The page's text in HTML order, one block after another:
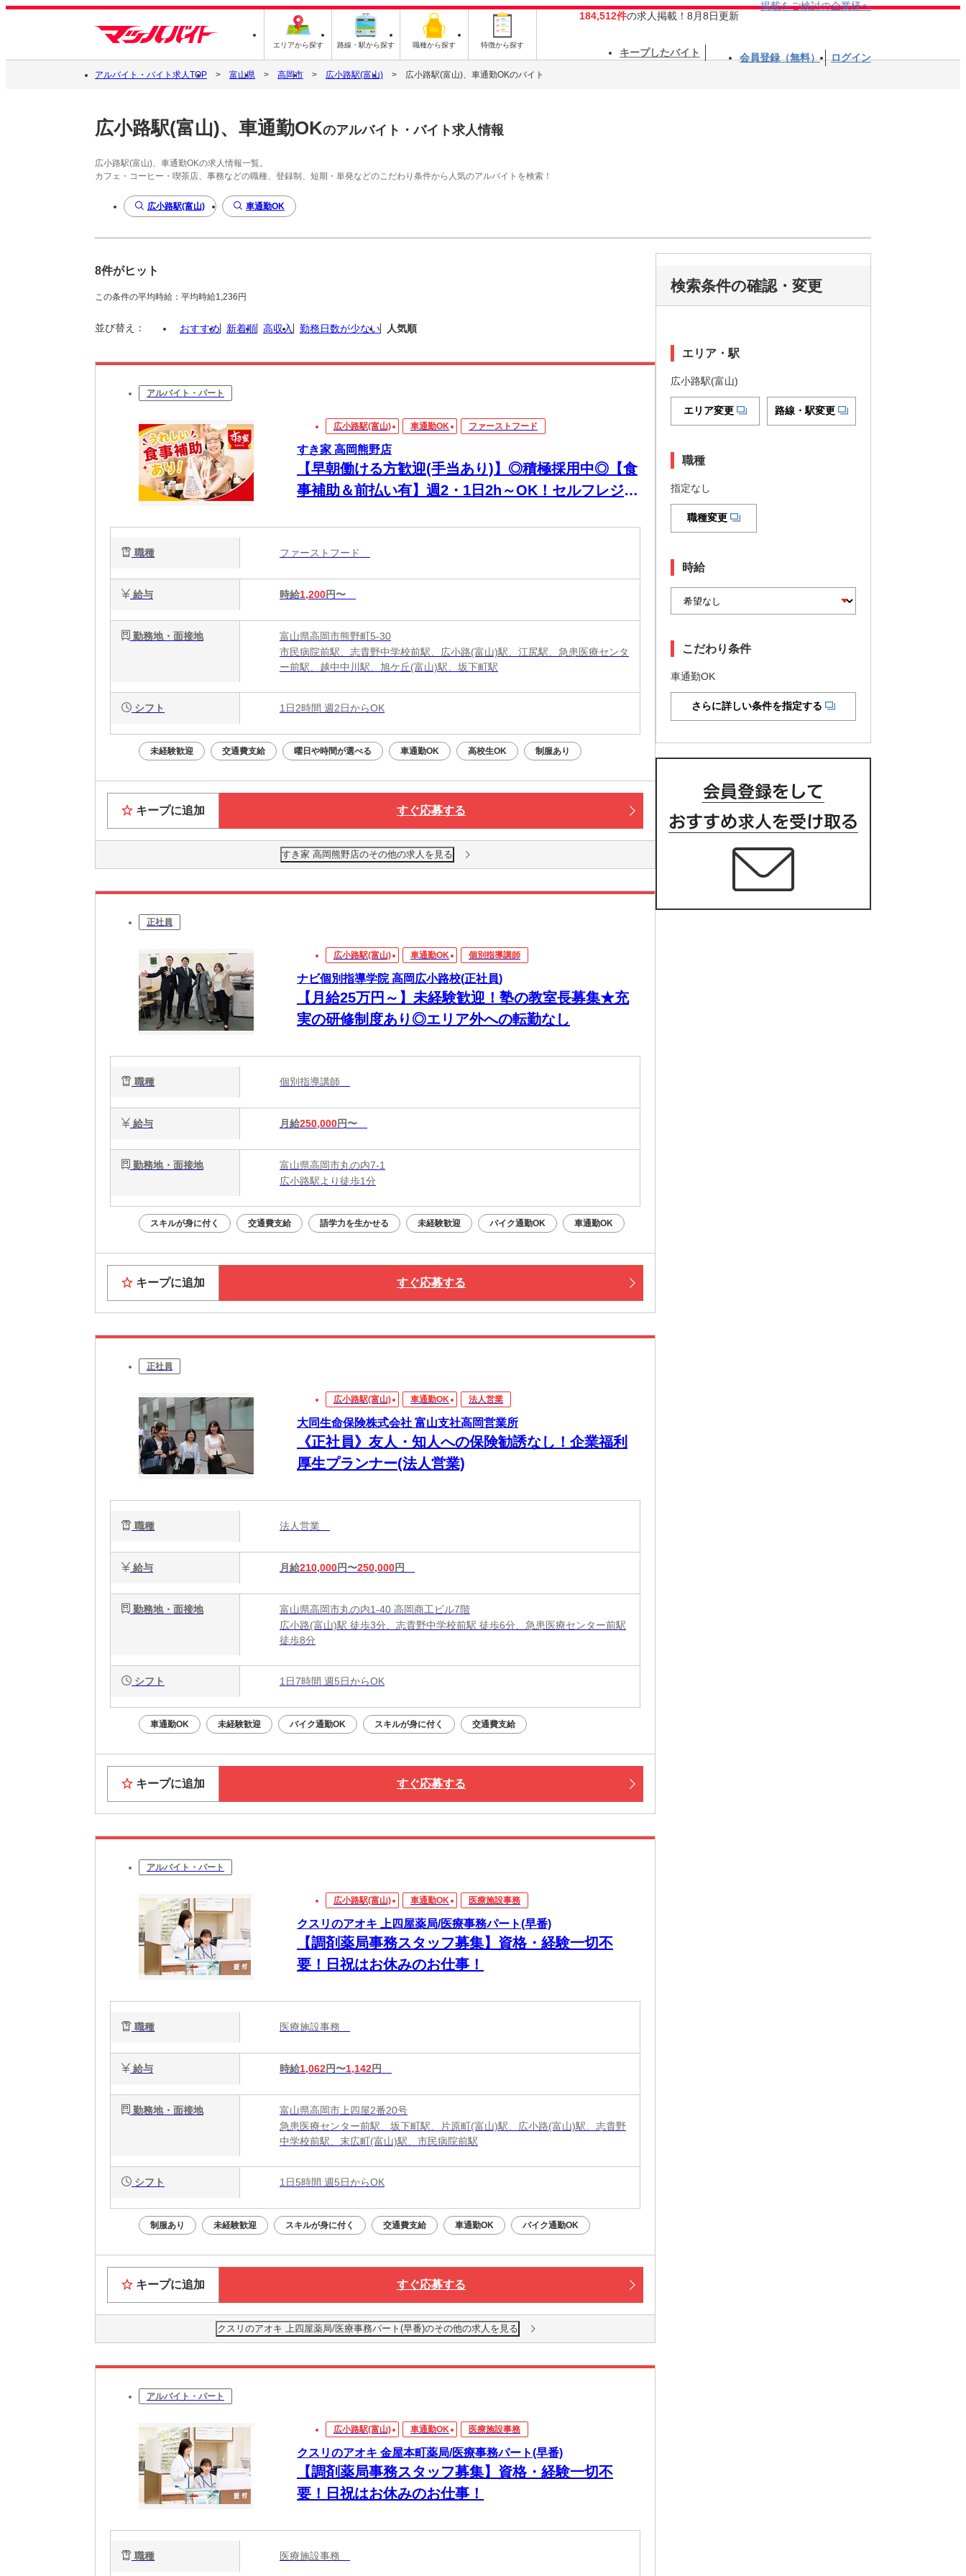
エリアから探す 路線・駅から探す 職種から探す 特徴から探す
184,512件の求人掲載！8月8日更新
掲載をご検討の企業様へ
キープしたバイト 会員登録（無料） ログイン
アルバイト・バイト求人TOP 富山県 高岡市 広小路駅(富山) 広小路駅(富山)、車通勤OKのバイト
広小路駅(富山)、車通勤OKのアルバイト・バイト求人情報
広小路駅(富山)、車通勤OKの求人情報一覧。
カフェ・コーヒー・喫茶店、事務などの職種、登録制、短期・単発などのこだわり条件から人気のアルバイトを検索！
広小路駅(富山) 車通勤OK
8件がヒット
この条件の平均時給：平均時給1,236円
並び替え： おすすめ 新着順 高収入 勤務日数が少ない 人気順
アルバイト・パート
広小路駅(富山) 車通勤OK ファーストフード
すき家 高岡熊野店
【早朝働ける方歓迎(手当あり)】◎積極採用中◎【食
事補助＆前払い有】週2・1日2h～OK！セルフレジで
職種 ファーストフード
給与 時給1,200円〜
勤務地・面接地
富山県高岡市熊野町5-30
市民病院前駅、志貴野中学校前駅、広小路(富山)駅、江尻駅、急患医療センタ
ー前駅、越中中川駅、旭ケ丘(富山)駅、坂下町駅
シフト 1日2時間 週2日からOK
未経験歓迎 交通費支給 曜日や時間が選べる 車通勤OK 高校生OK 制服あり
キープに追加 すぐ応募する
すき家 高岡熊野店のその他の求人を見る
正社員
広小路駅(富山) 車通勤OK 個別指導講師
ナビ個別指導学院 高岡広小路校(正社員)
【月給25万円～】未経験歓迎！塾の教室長募集★充
実の研修制度あり◎エリア外への転勤なし
職種 個別指導講師
給与 月給250,000円〜
勤務地・面接地
富山県高岡市丸の内7-1
広小路駅より徒歩1分
スキルが身に付く 交通費支給 語学力を生かせる 未経験歓迎 バイク通勤OK 車通勤OK
キープに追加 すぐ応募する
正社員
広小路駅(富山) 車通勤OK 法人営業
大同生命保険株式会社 富山支社高岡営業所
《正社員》友人・知人への保険勧誘なし！企業福利
厚生プランナー(法人営業)
職種 法人営業
給与 月給210,000円〜250,000円
勤務地・面接地
富山県高岡市丸の内1-40 高岡商工ビル7階
広小路(富山)駅 徒歩3分、志貴野中学校前駅 徒歩6分、急患医療センター前駅
徒歩8分
シフト 1日7時間 週5日からOK
車通勤OK 未経験歓迎 バイク通勤OK スキルが身に付く 交通費支給
キープに追加 すぐ応募する
アルバイト・パート
広小路駅(富山) 車通勤OK 医療施設事務
クスリのアオキ 上四屋薬局/医療事務パート(早番)
【調剤薬局事務スタッフ募集】資格・経験一切不
要！日祝はお休みのお仕事！
職種 医療施設事務
給与 時給1,062円〜1,142円
勤務地・面接地
富山県高岡市上四屋2番20号
急患医療センター前駅、坂下町駅、片原町(富山)駅、広小路(富山)駅、志貴野
中学校前駅、末広町(富山)駅、市民病院前駅
シフト 1日5時間 週5日からOK
制服あり 未経験歓迎 スキルが身に付く 交通費支給 車通勤OK バイク通勤OK
キープに追加 すぐ応募する
クスリのアオキ 上四屋薬局/医療事務パート(早番)のその他の求人を見る
アルバイト・パート
広小路駅(富山) 車通勤OK 医療施設事務
クスリのアオキ 金屋本町薬局/医療事務パート(早番)
【調剤薬局事務スタッフ募集】資格・経験一切不
要！日祝はお休みのお仕事！
職種 医療施設事務
検索条件の確認・変更
エリア・駅
広小路駅(富山)
エリア変更 路線・駅変更
職種
指定なし
職種変更
時給
こだわり条件
車通勤OK
さらに詳しい条件を指定する